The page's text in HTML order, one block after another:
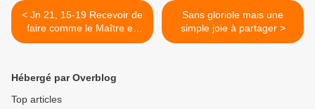
< Jn 21, 15-19 Recevoir de
faire comme le Maître en
tout…
Sans gloriole mais une
simple joie à partager >
Hébergé par Overblog
Top articles